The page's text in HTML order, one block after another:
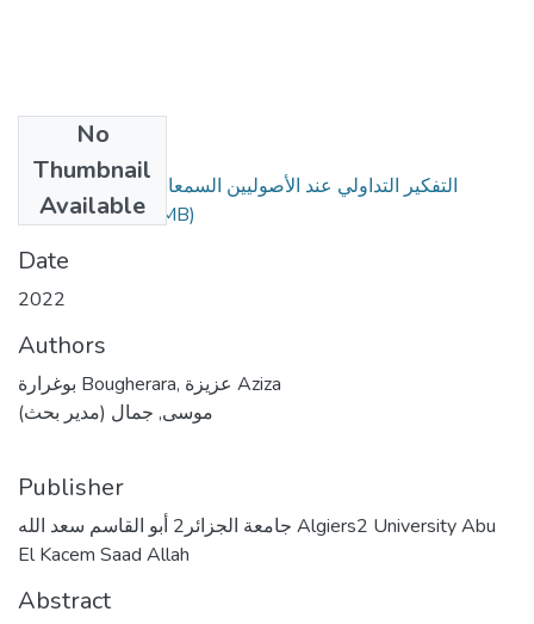
No
Thumbnail
Available
التفكير التداولي عند الأصوليين السمعاني في قواطع الأدلة
أنموذجا.pdf(3.05 MB)
Date
2022
Authors
بوغرارة Bougherara, عزيزة Aziza
موسى, جمال (مدير بحث)
Publisher
جامعة الجزائر2 أبو القاسم سعد الله Algiers2 University Abu
El Kacem Saad Allah
Abstract